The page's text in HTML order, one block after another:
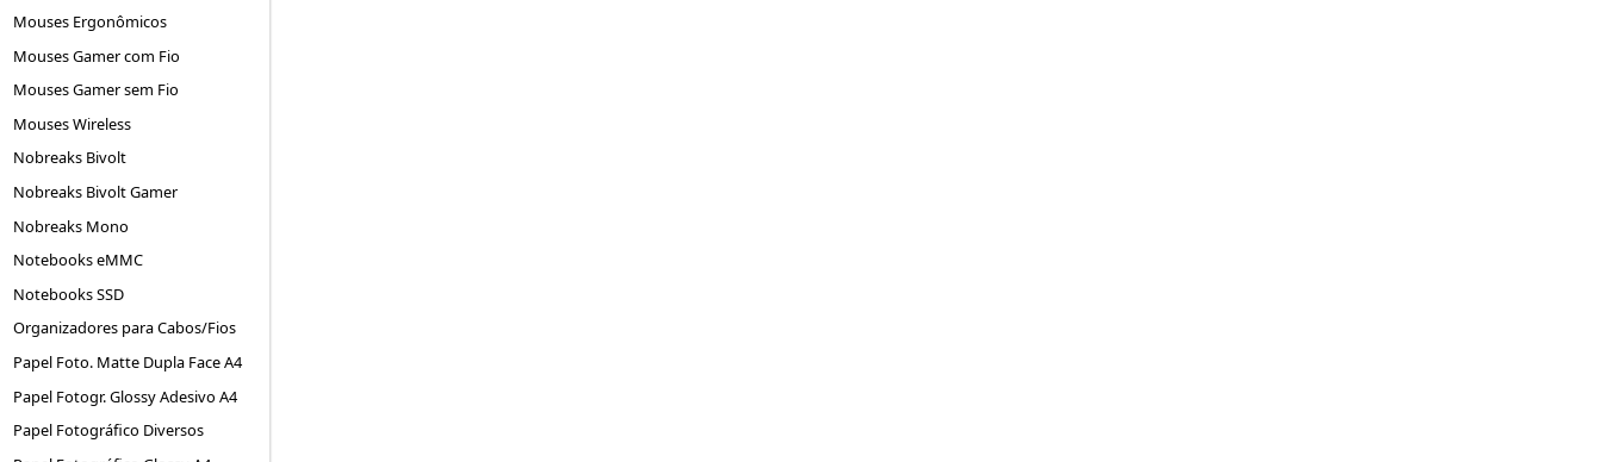
Mouses Ergonômicos
Mouses Gamer com Fio
Mouses Gamer sem Fio
Mouses Wireless
Nobreaks Bivolt
Nobreaks Bivolt Gamer
Nobreaks Mono
Notebooks eMMC
Notebooks SSD
Organizadores para Cabos/Fios
Papel Foto. Matte Dupla Face A4
Papel Fotogr. Glossy Adesivo A4
Papel Fotográfico Diversos